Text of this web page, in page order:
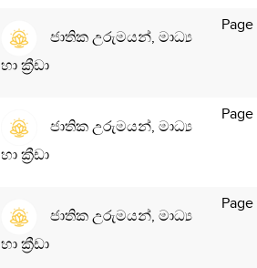
ජාතික උරුමයන්, මාධ්‍ය
හා ක්‍රීඩා
Page
ජාතික උරුමයන්, මාධ්‍ය
හා ක්‍රීඩා
Page
ජාතික උරුමයන්, මාධ්‍ය
හා ක්‍රීඩා
Page